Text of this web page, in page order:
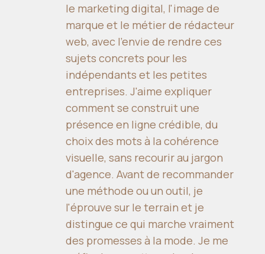
le marketing digital, l'image de
marque et le métier de rédacteur
web, avec l'envie de rendre ces
sujets concrets pour les
indépendants et les petites
entreprises. J'aime expliquer
comment se construit une
présence en ligne crédible, du
choix des mots à la cohérence
visuelle, sans recourir au jargon
d'agence. Avant de recommander
une méthode ou un outil, je
l'éprouve sur le terrain et je
distingue ce qui marche vraiment
des promesses à la mode. Je me